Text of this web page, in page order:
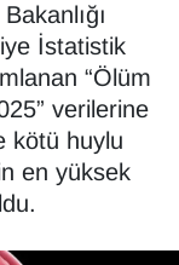
İstatistik
“Ölüm
verilerine
kötü huylu
en yüksek